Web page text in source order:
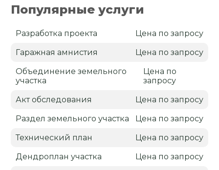
Популярные услуги
Разработка проекта Цена по запросу
Гаражная амнистия Цена по запросу
Объединение земельного
участка
Цена по
запросу
Акт обследования Цена по запросу
Раздел земельного участка Цена по запросу
Технический план Цена по запросу
Дендроплан участка Цена по запросу